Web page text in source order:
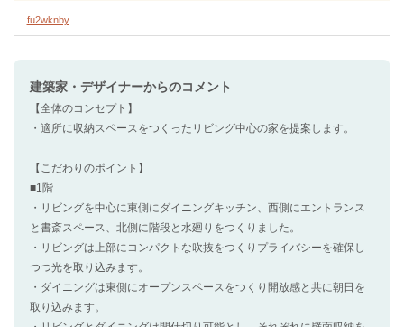
fu2wknby
建築家・デザイナーからのコメント
【全体のコンセプト】
・適所に収納スペースをつくったリビング中心の家を提案します。
【こだわりのポイント】
■1階
・リビングを中心に東側にダイニングキッチン、西側にエントランス
と書斎スペース、北側に階段と水廻りをつくりました。
・リビングは上部にコンパクトな吹抜をつくりプライバシーを確保し
つつ光を取り込みます。
・ダイニングは東側にオープンスペースをつくり開放感と共に朝日を
取り込みます。